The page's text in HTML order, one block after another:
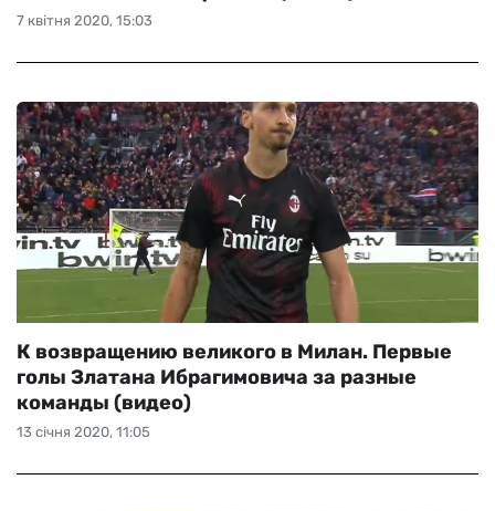
7 квітня 2020, 15:03
13 січня 2020, 11:05
К возвращению великого в Милан. Первые
голы Златана Ибрагимовича за разные
команды (видео)